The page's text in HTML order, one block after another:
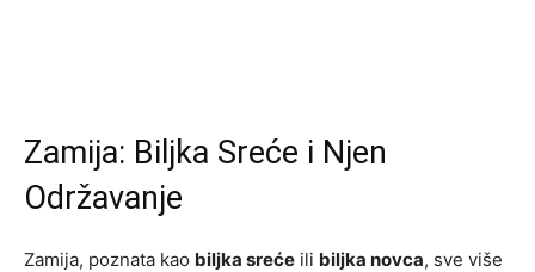
Zamija: Biljka Sreće i Njen
Održavanje
Zamija, poznata kao biljka sreće ili biljka novca, sve više